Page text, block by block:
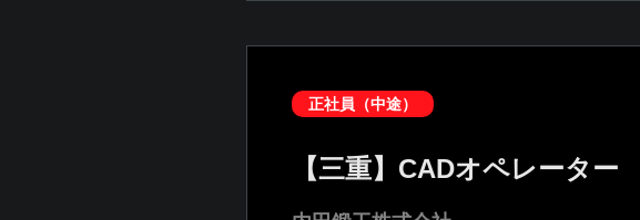
正社員（中途）
【三重】CADオペレーター